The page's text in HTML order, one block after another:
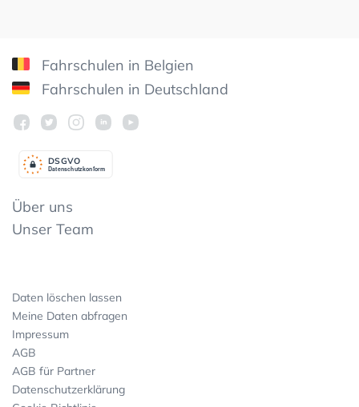
Fahrschulen in Belgien
Fahrschulen in Deutschland
Datenschutzkonform
DSGVO
Über uns
Unser Team
Daten löschen lassen
Meine Daten abfragen
Impressum
AGB
AGB für Partner
Datenschutzerklärung